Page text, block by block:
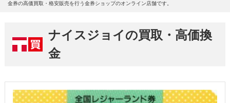
金券の高価買取・格安販売を行う金券ショップのオンライン店舗です。
ナイスジョイの買取・高価換
金